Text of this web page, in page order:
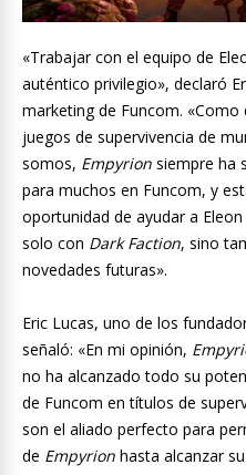
«Trabajar con el equipo de
auténtico privilegio», declaró
marketing de Funcom.
juegos de supervivencia de
somos, Empyrion siempre ha
para muchos en Funcom, y
oportunidad de ayudar a
solo con Dark Faction, sino
novedades futuras».
Eric Lucas, uno de los
señaló: «En mi opinión,
no ha alcanzado todo su
de Funcom en títulos de
son el aliado perfecto para
de Empyrion hasta alcanzar